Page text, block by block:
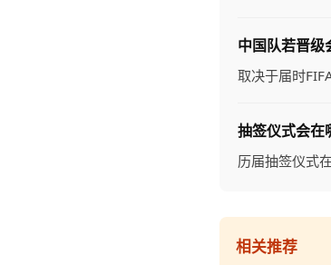
中国队若晋级
取决于届时
抽签仪式会在
历届抽签仪式
相关推荐